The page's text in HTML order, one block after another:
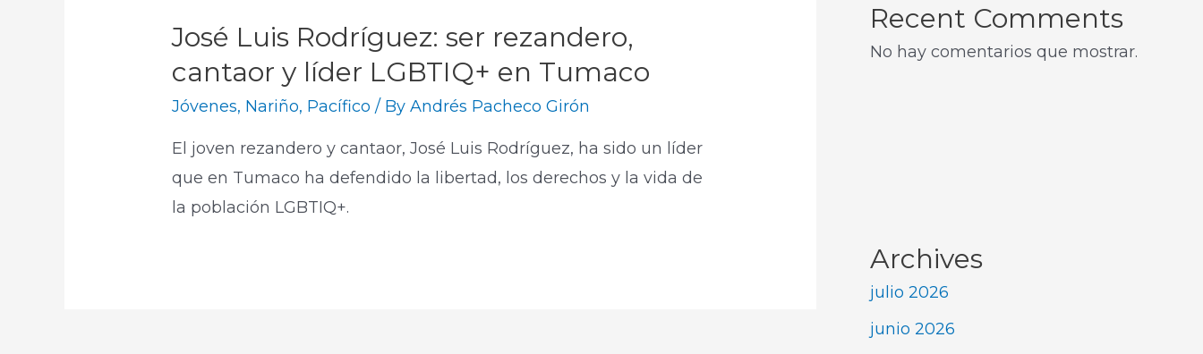
José Luis Rodríguez: ser rezandero,
cantaor y líder LGBTIQ+ en Tumaco
Jóvenes, Nariño, Pacífico / ByAndrés Pacheco Girón
El joven rezandero y cantaor, José Luis Rodríguez, ha sido un líder
que en Tumaco ha defendido la libertad, los derechos y la vida de
la población LGBTIQ+.
Recent Comments
No hay comentarios que mostrar.
Archives
julio 2026
junio 2026